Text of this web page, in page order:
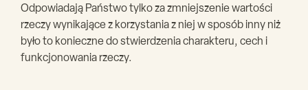
Odpowiadają Państwo tylko za zmniejszenie wartości
rzeczy wynikające z korzystania z niej w sposób inny niż
było to konieczne do stwierdzenia charakteru, cech i
funkcjonowania rzeczy.